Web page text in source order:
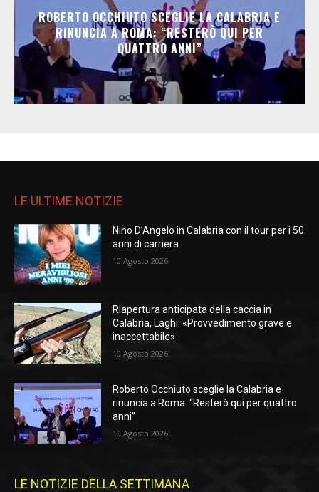
ROBERTO OCCHIUTO SCEGLIE LA CALABRIA E
RINUNCIA A ROMA: “RESTERÒ QUI PER
QUATTRO ANNI”
LE ULTIME NOTIZIE
Nino D’Angelo in Calabria con il tour per i 50
anni di carriera
10 Agosto 2026
Riapertura anticipata della caccia in
Calabria, Laghi: «Provvedimento grave e
inaccettabile»
10 Agosto 2026
Roberto Occhiuto sceglie la Calabria e
rinuncia a Roma: “Resterò qui per quattro
anni”
10 Agosto 2026
LE NOTIZIE DELLA SETTIMANA